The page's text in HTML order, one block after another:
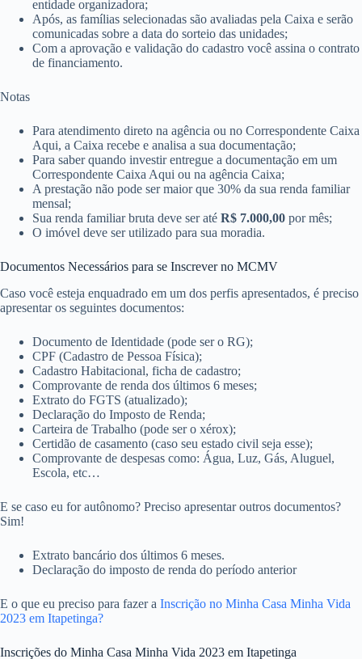
entidade organizadora;
Após, as famílias selecionadas são avaliadas pela Caixa e serão
comunicadas sobre a data do sorteio das unidades;
Com a aprovação e validação do cadastro você assina o contrato
de financiamento.
Notas
Para atendimento direto na agência ou no Correspondente Caixa
Aqui, a Caixa recebe e analisa a sua documentação;
Para saber quando investir entregue a documentação em um
Correspondente Caixa Aqui ou n​a agência Caixa;
A prestação não pode ser maior que 30% da sua renda familiar
mensal;
Sua renda familiar bruta deve ser até R$ 7.000,00 ​ por mês;
O imóvel deve ser utilizado para sua moradia.
Documentos Necessários para se Inscrever no MCMV
Caso você esteja enquadrado em um dos perfis apresentados, é preciso
apresentar os seguintes documentos:
Documento de Identidade (pode ser o RG);
CPF (Cadastro de Pessoa Física);
Cadastro Habitacional, ficha de cadastro;
Comprovante de renda dos últimos 6 meses;
Extrato do FGTS (atualizado);
Declaração do Imposto de Renda;
Carteira de Trabalho (pode ser o xérox);
Certidão de casamento (caso seu estado civil seja esse);
Comprovante de despesas como: Água, Luz, Gás, Aluguel,
Escola, etc…
E se caso eu for autônomo? Preciso apresentar outros documentos?
Sim!
Extrato bancário dos últimos 6 meses.
Declaração do imposto de renda do período anterior
E o que eu preciso para fazer a Inscrição no Minha Casa Minha Vida
2023 em Itapetinga?
Inscrições do Minha Casa Minha Vida 2023 em Itapetinga